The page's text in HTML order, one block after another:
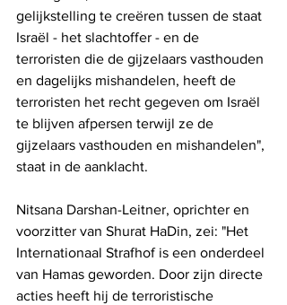
gelijkstelling te creëren tussen de staat
Israël - het slachtoffer - en de
terroristen die de gijzelaars vasthouden
en dagelijks mishandelen, heeft de
terroristen het recht gegeven om Israël
te blijven afpersen terwijl ze de
gijzelaars vasthouden en mishandelen",
staat in de aanklacht.
Nitsana Darshan-Leitner, oprichter en
voorzitter van Shurat HaDin, zei: "Het
Internationaal Strafhof is een onderdeel
van Hamas geworden. Door zijn directe
acties heeft hij de terroristische